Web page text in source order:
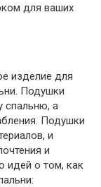
для ваших
изделие для
Подушки
спальню, а
Подушки
и
и
идей о том, как